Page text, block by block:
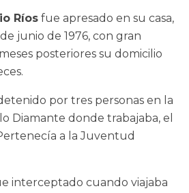
Ríos fue apresado en su casa,
junio de 1976, con gran
posteriores su domicilio
por tres personas en la
Diamante donde trabajaba, el
a la Juventud
interceptado cuando viajaba